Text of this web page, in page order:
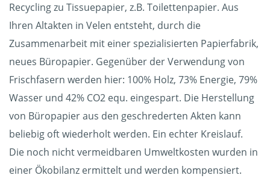
Recycling zu Tissuepapier, z.B. Toilettenpapier. Aus
Ihren Altakten in Velen entsteht, durch die
Zusammenarbeit mit einer spezialisierten Papierfabrik,
neues Büropapier. Gegenüber der Verwendung von
Frischfasern werden hier: 100% Holz, 73% Energie, 79%
Wasser und 42% CO2 equ. eingespart. Die Herstellung
von Büropapier aus den geschrederten Akten kann
beliebig oft wiederholt werden. Ein echter Kreislauf.
Die noch nicht vermeidbaren Umweltkosten wurden in
einer Ökobilanz ermittelt und werden kompensiert.